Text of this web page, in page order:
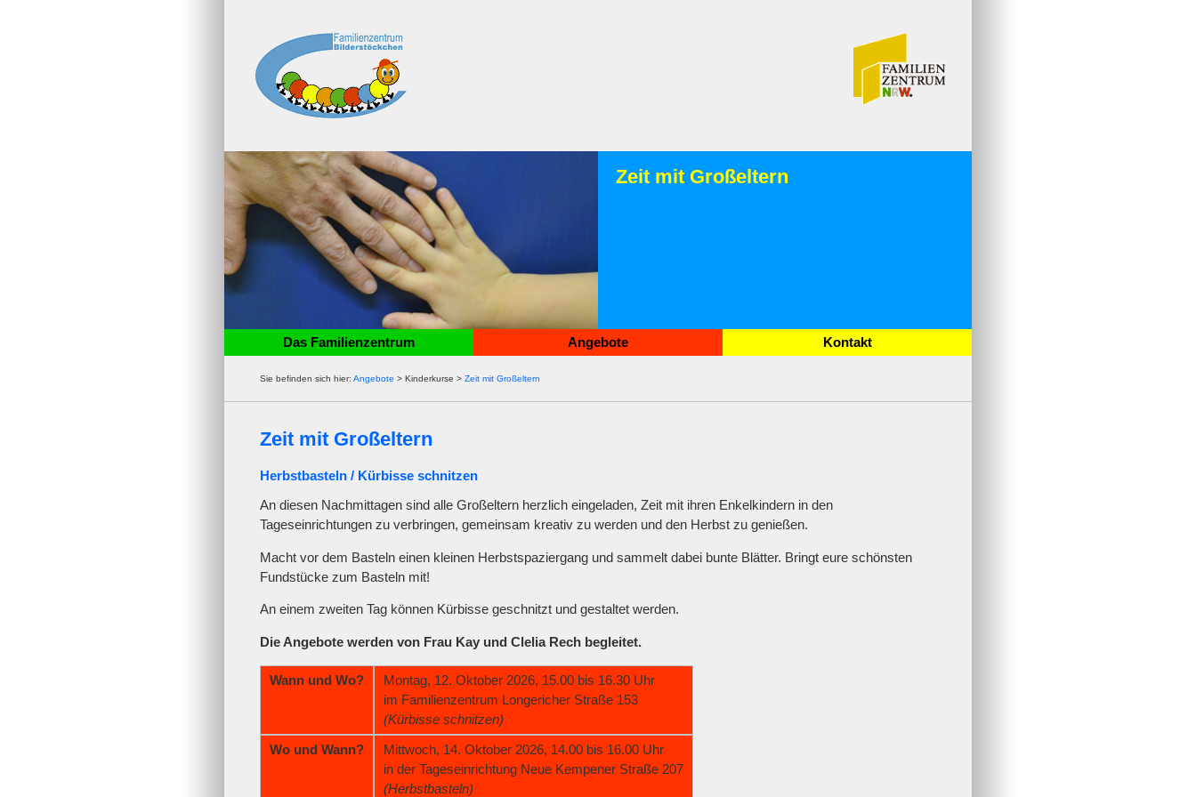
Zeit mit Großeltern
Das Familienzentrum Angebote Kontakt
Sie befinden sich hier: Angebote > Kinderkurse > Zeit mit Großeltern
Zeit mit Großeltern
Herbstbasteln / Kürbisse schnitzen
An diesen Nachmittagen sind alle Großeltern herzlich eingeladen, Zeit mit ihren Enkelkindern in den
Tageseinrichtungen zu verbringen, gemeinsam kreativ zu werden und den Herbst zu genießen.
Macht vor dem Basteln einen kleinen Herbstspaziergang und sammelt dabei bunte Blätter. Bringt eure schönsten
Fundstücke zum Basteln mit!
An einem zweiten Tag können Kür­bisse geschnitzt und gestaltet werden.
Die Angebote werden von Frau Kay und Clelia Rech begleitet.
Wann und Wo?
Montag, 12. Oktober 2026, 15.00 bis 16.30 Uhr
im Familienzentrum Longericher Straße 153
(Kürbisse schnitzen)
Wo und Wann?
Mittwoch, 14. Oktober 2026, 14.00 bis 16.00 Uhr
in der Tageseinrichtung Neue Kempener Straße 207
(Herbstbasteln)